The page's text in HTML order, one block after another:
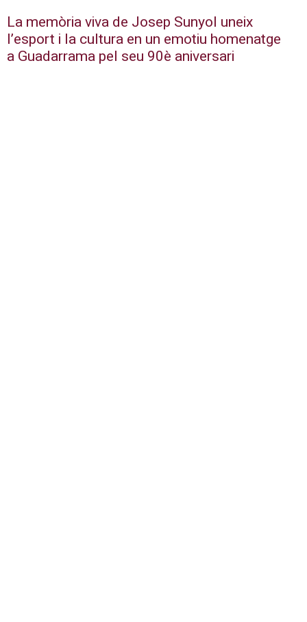
La memòria viva de Josep Sunyol uneix
l’esport i la cultura en un emotiu homenatge
a Guadarrama pel seu 90è aniversari